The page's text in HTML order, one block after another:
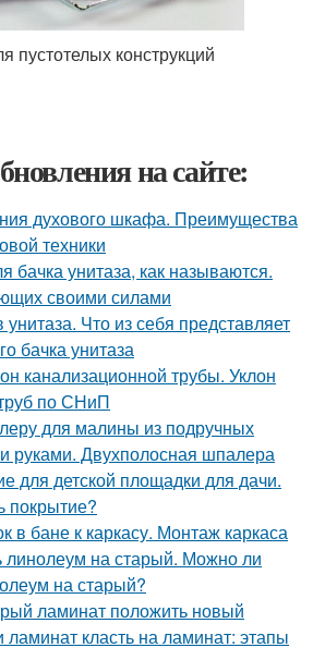
пустотелых конструкций
на сайте:
духового шкафа. Преимущества
техники
бачка унитаза, как называются.
своими силами
унитаза. Что из себя представляет
бачка унитаза
канализационной трубы. Уклон
по СНиП
для малины из подручных
руками. Двухполосная шпалера
для детской площадки для дачи.
покрытие?
в бане к каркасу. Монтаж каркаса
линолеум на старый. Можно ли
на старый?
ламинат положить новый
класть на ламинат: этапы